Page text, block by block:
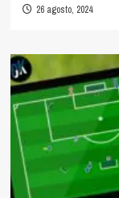
26 agosto, 2024